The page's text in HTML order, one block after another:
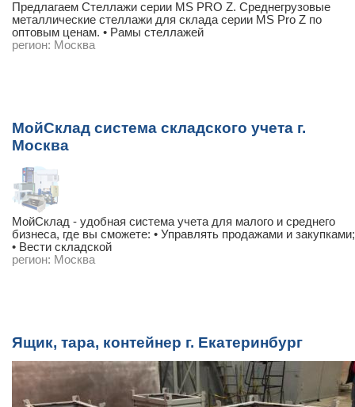
Предлагаем Стеллажи серии MS PRO Z. Среднегрузовые
металлические стеллажи для склада серии MS Pro Z по
оптовым ценам. • Рамы стеллажей
регион: Москва
МойСклад система складского учета г.
Москва
МойСклад - удобная система учета для малого и среднего
бизнеса, где вы сможете: • Управлять продажами и закупками;
• Вести складской
регион: Москва
Ящик, тара, контейнер г. Екатеринбург